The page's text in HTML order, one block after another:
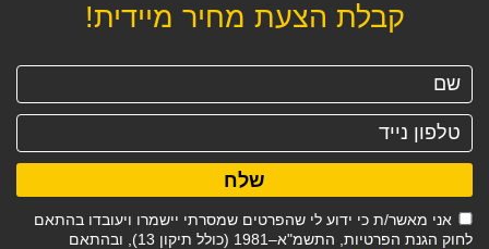
קבלת הצעת מחיר מיידית!
אני מאשר/ת כי ידוע לי שהפרטים שמסרתי יישמרו ויעובדו בהתאם
לחוק הגנת הפרטיות, התשמ"א–1981 (כולל תיקון 13), ובהתאם
שלח